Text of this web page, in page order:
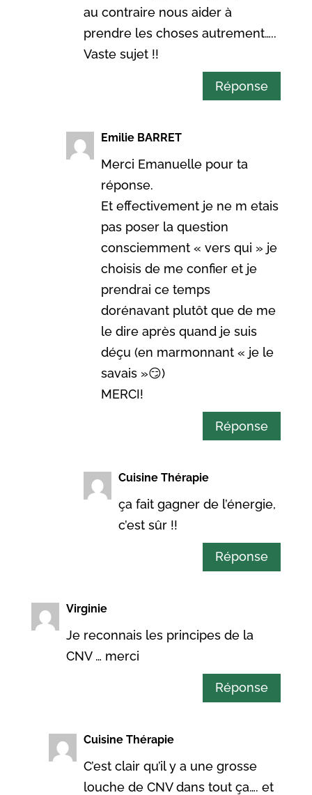
au contraire nous aider à
prendre les choses autrement…..
Vaste sujet !!
Réponse
Emilie BARRET
Merci Emanuelle pour ta
réponse.
Et effectivement je ne m etais
pas poser la question
consciemment « vers qui » je
choisis de me confier et je
prendrai ce temps
dorénavant plutôt que de me
le dire après quand je suis
déçu (en marmonnant « je le
savais »😏)
MERCI!
Réponse
Cuisine Thérapie
ça fait gagner de l’énergie,
c’est sûr !!
Réponse
Virginie
Je reconnais les principes de la
CNV … merci
Réponse
Cuisine Thérapie
C’est clair qu’il y a une grosse
louche de CNV dans tout ça…. et